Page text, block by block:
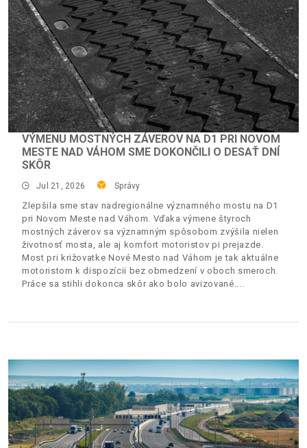
VÝMENU MOSTNÝCH ZÁVEROV NA D1 PRI NOVOM
MESTE NAD VÁHOM SME DOKONČILI O DESAŤ DNÍ
SKÔR
Jul 21, 2026 Správy
Zlepšila sme stav nadregionálne významného mostu na D1
pri Novom Meste nad Váhom. Vďaka výmene štyroch
mostných záverov sa významným spôsobom zvýšila nielen
životnosť mosta, ale aj komfort motoristov pi prejazde.
Most pri križovatke Nové Mesto nad Váhom je tak aktuálne
motoristom k dispozícii bez obmedzení v oboch smeroch.
Práce sa stihli dokonca skôr ako bolo avizované.